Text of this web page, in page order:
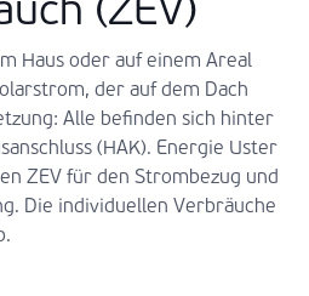
Haus oder auf einem Areal
der auf dem Dach
Alle befinden sich hinter
(HAK). Energie Uster
ZEV für den Strombezug und
Die individuellen Verbräuche